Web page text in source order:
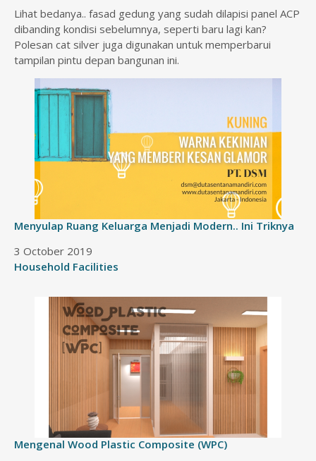
Lihat bedanya.. fasad gedung yang sudah dilapisi panel ACP
dibanding kondisi sebelumnya, seperti baru lagi kan?
Polesan cat silver juga digunakan untuk memperbarui
tampilan pintu depan bangunan ini.
Menyulap Ruang Keluarga Menjadi Modern.. Ini Triknya
Date
3 October 2019
In relation to
Household Facilities
Mengenal Wood Plastic Composite (WPC)